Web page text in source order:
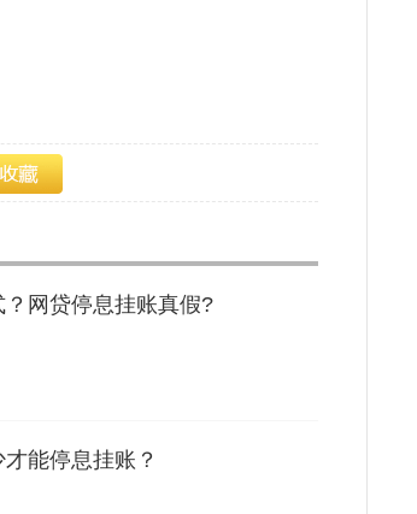
网贷停息挂账真假?
能停息挂账？